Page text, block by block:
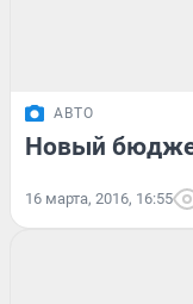
АВТО
Новый
16 марта, 2016, 16:55